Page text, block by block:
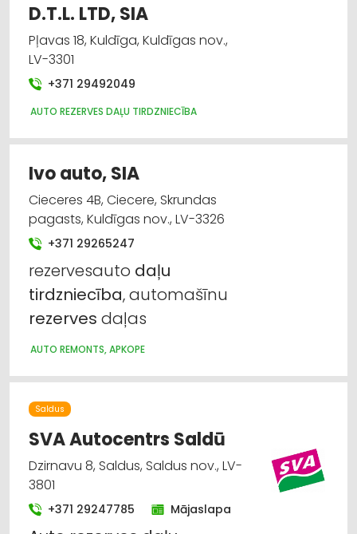
D.T.L. LTD, SIA
Pļavas 18, Kuldīga, Kuldīgas nov.,
LV-3301
+371 29492049
AUTO REZERVES DAĻU TIRDZNIECĪBA
Ivo auto, SIA
Cieceres 4B, Ciecere, Skrundas
pagasts, Kuldīgas nov., LV-3326
+371 29265247
rezervesauto daļu
tirdzniecība, automašīnu
rezerves daļas
AUTO REMONTS, APKOPE
Saldus
SVA Autocentrs Saldū
Dzirnavu 8, Saldus, Saldus nov., LV-
3801
+371 29247785 Mājaslapa